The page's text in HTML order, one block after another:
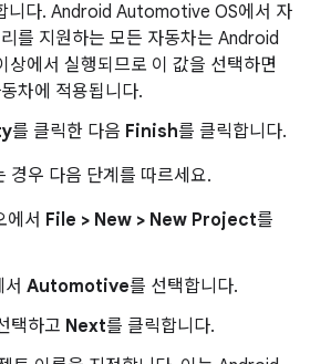
니다. Android Automotive OS에서 자
를 지원하는 모든 자동차는 Android
상에서 실행되므로 이 값을 선택하면
차에 적용됩니다.
를 클릭한 다음 Finish를 클릭합니다.
경우 다음 단계를 따르세요.
에서 File > New > New Project를
서 Automotive를 선택합니다.
택하고 Next를 클릭합니다.